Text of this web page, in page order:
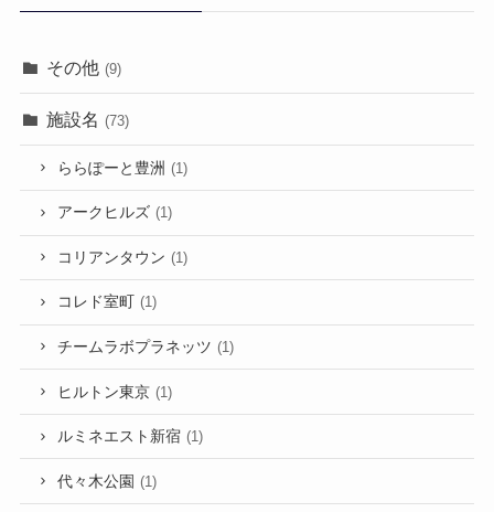
その他 (9)
施設名 (73)
ららぽーと豊洲 (1)
アークヒルズ (1)
コリアンタウン (1)
コレド室町 (1)
チームラボプラネッツ (1)
ヒルトン東京 (1)
ルミネエスト新宿 (1)
代々木公園 (1)